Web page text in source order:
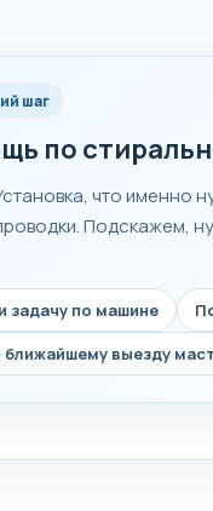
шаг
по
что именно
Подскажем,
задачу по машине
выезду